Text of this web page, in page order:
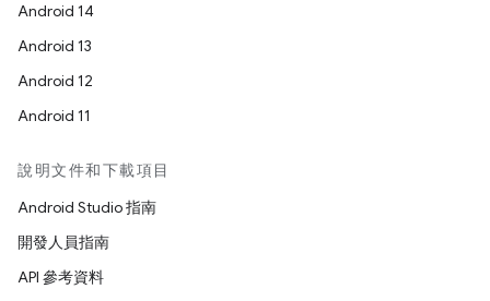
Android 14
Android 13
Android 12
Android 11
說明文件和下載項目
Android Studio 指南
開發人員指南
API 參考資料